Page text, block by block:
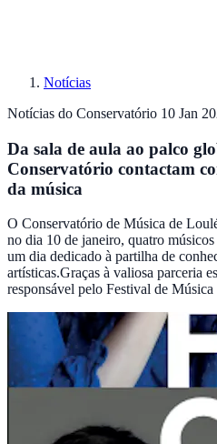
Notícias
Notícias do Conservatório 10 Jan
Da sala de aula ao palco
Conservatório contactam
da música
O Conservatório de Música de
no dia 10 de janeiro, quatro
um dia dedicado à partilha de
artísticas.Graças à valiosa parceria
responsável pelo Festival de Música